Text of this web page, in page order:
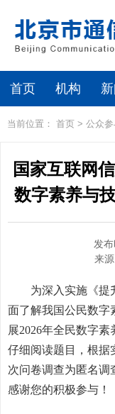
首页 机构
当前位置： 首页 > 公众
国家互联网
数字素养与
发
来源
为深入实施《提
面了解我国公民数字
展2026年全民数字
仔细阅读题目，根据
次问卷调查为匿名调
感谢您的积极参与！